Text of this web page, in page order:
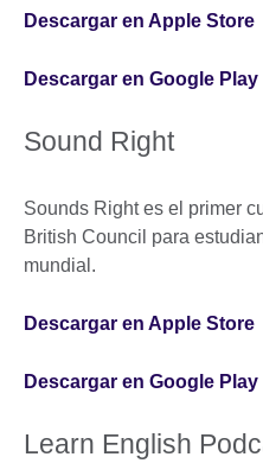
Descargar en Apple Store
Descargar en Google Play
Sound Right
Sounds Right es el primer
British Council para
mundial.
Descargar en Apple Store
Descargar en Google Play
Learn English